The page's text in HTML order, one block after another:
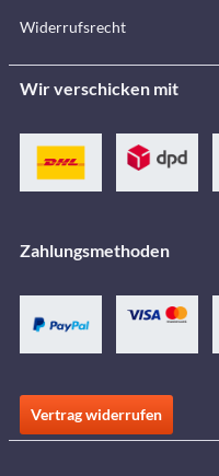
Widerrufsrecht
Wir verschicken mit
Zahlungsmethoden
Vertrag widerrufen